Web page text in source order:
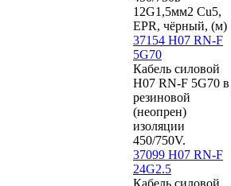
12G1,5мм2 Cu5,
EPR, чёрный, (м)
37154 H07 RN-F
5G70
Кабель силовой
H07 RN-F 5G70 в
резиновой
(неопрен)
изоляции
450/750V.
37099 H07 RN-F
24G2.5
Кабель силовой